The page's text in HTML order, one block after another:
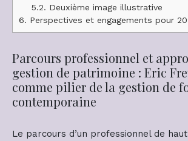
5.2. Deuxième image illustrative
6. Perspectives et engagements pour
Parcours professionnel et
gestion de patrimoine : Eric
comme pilier de la gestion de
contemporaine
Le parcours d’un professionnel de